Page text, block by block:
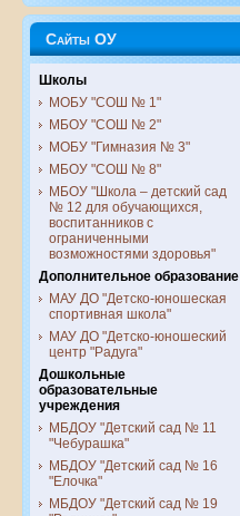
Сайты ОУ
Школы
МОБУ "СОШ № 1"
МБОУ "СОШ № 2"
МОБУ "Гимназия № 3"
МБОУ "СОШ № 8"
МБОУ "Школа – детский сад
№ 12 для обучающихся,
воспитанников с
ограниченными
возможностями здоровья"
Дополнительное образование
МАУ ДО "Детско-юношеская
спортивная школа"
МАУ ДО "Детско-юношеский
центр "Радуга"
Дошкольные
образовательные
учреждения
МБДОУ "Детский сад № 11
"Чебурашка"
МБДОУ "Детский сад № 16
"Елочка"
МБДОУ "Детский сад № 19